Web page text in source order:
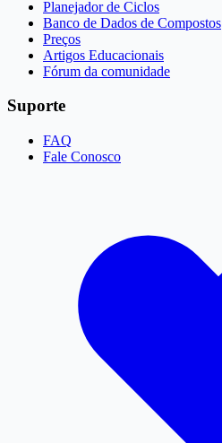
Planejador de Ciclos
Banco de Dados de Compostos
Preços
Artigos Educacionais
Fórum da comunidade
Suporte
FAQ
Fale Conosco